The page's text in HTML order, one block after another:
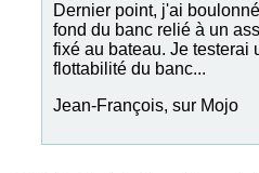
Dernier point, j'ai
fond du banc relié à un
fixé au bateau. Je testerai
flottabilité du banc...
Jean-François, sur Mojo